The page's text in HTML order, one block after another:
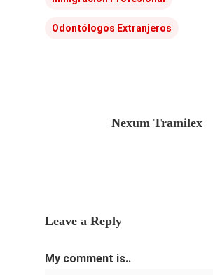
Odontólogos Extranjeros
Nexum Tramilex
Leave a Reply
My comment is..